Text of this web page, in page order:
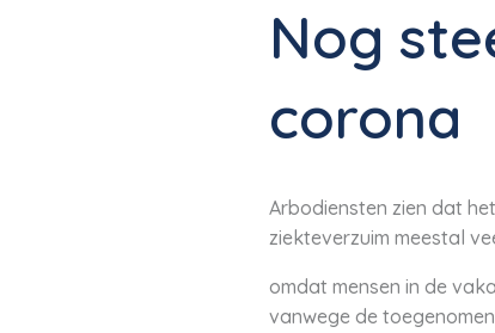
Nog
corona
Arbodiensten zien dat
ziekteverzuim meestal
omdat mensen in de
vanwege de